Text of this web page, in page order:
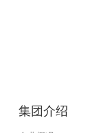
集团介绍